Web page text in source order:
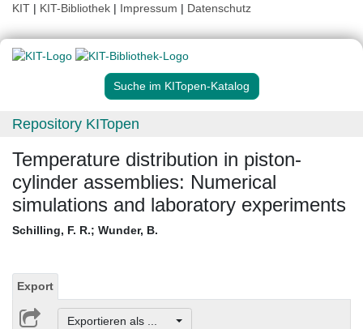
KIT | KIT-Bibliothek | Impressum | Datenschutz
Suche im KITopen-Katalog
Repository KITopen
Temperature distribution in piston-
cylinder assemblies: Numerical
simulations and laboratory experiments
Schilling, F. R.; Wunder, B.
Export
Exportieren als ...